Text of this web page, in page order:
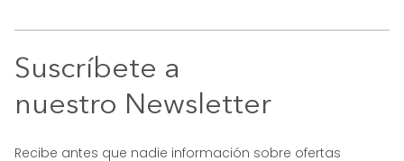
Suscríbete a
nuestro Newsletter
Recibe antes que nadie información sobre ofertas